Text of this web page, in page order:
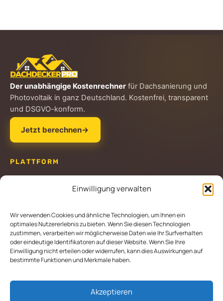
Einwilligung verwalten
Wir verwenden Cookies und ähnliche Technologien, um Ihnen ein
optimales Nutzererlebnis zu bieten. Wenn Sie diesen Technologien
zustimmen, verarbeiten wir möglicherweise Daten wie Ihr Surfverhalten
oder eindeutige Identifikatoren auf dieser Website. Wenn Sie Ihre
Einwilligung nicht erteilen oder widerrufen, kann dies Auswirkungen auf
bestimmte Funktionen und Merkmale haben.
Akzeptieren
Der unabhängige Kostenrechner für Dachsanierung und
Photovoltaik in ganz Deutschland. Kostenfrei, transparent
und DSGVO-konform.
Jetzt berechnen→
PLATTFORM
SERVICE
Kontakt
RECHTLICHES